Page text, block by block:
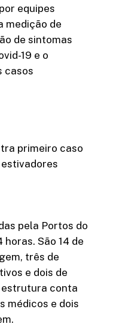
equipes
medição de
de sintomas
19 e o
casos
primeiro caso
pela Portos do
São 14 de
três de
e dois de
estrutura conta
médicos e dois